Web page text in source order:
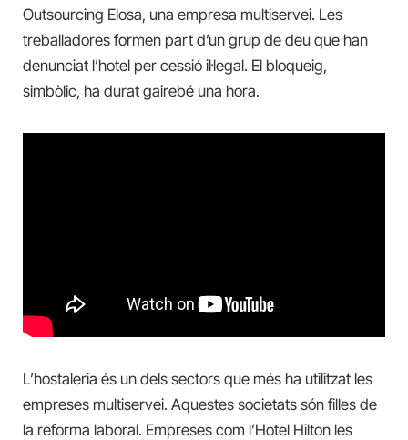
Outsourcing Elosa, una empresa multiservei. Les
treballadores formen part d’un grup de deu que han
denunciat l’hotel per cessió il·legal. El bloqueig,
simbòlic, ha durat gairebé una hora.
L’hostaleria és un dels sectors que més ha utilitzat les
empreses multiservei. Aquestes societats són filles de
la reforma laboral. Empreses com l’Hotel Hilton les